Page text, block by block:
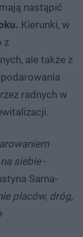
nastąpić
Kierunki, w
z
ale także z
radnych w
siebie-
Sarna-
placów, dróg,